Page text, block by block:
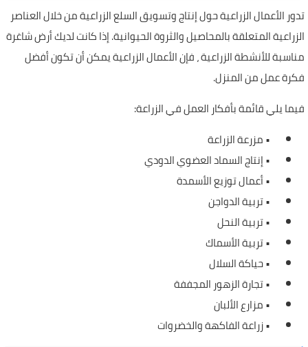
تدور الأعمال الزراعية حول إنتاج وتسويق السلع الزراعية من خلال العناصر
الزراعية المتعلقة بالمحاصيل والثروة الحيوانية. إذا كانت لديك أرض شاغرة
مناسبة للأنشطة الزراعية ، فإن الأعمال الزراعية يمكن أن تكون أفضل
فكرة عمل من المنزل.
فيما يلي قائمة بأفكار العمل في الزراعة:
• مزرعة الزراعة
• إنتاج السماد العضوي الدودي
• أعمال توزيع الأسمدة
• تربية الدواجن
• تربية النحل
• تربية الأسماك
• حياكة السلال
• تجارة الزهور المجففة
• مزارع الألبان
• زراعة الفاكهة والخضروات